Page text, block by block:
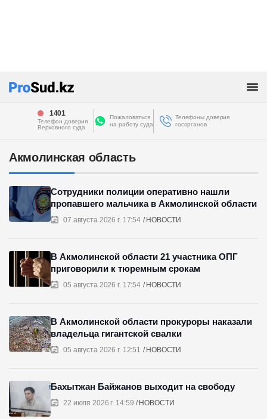
1401
Телефон доверия
Верховного суда
Пожаловаться
на работу суда
Телефоны доверия
госорганов
Акмолинская область
07 августа 2026 г. 17:54 НОВОСТИ
Сотрудники полиции оперативно нашли
пропавшего мальчика в Акмолинской области
05 августа 2026 г. 17:54 НОВОСТИ
В Акмолинской области 21 участника ОПГ
приговорили к тюремным срокам
05 августа 2026 г. 12:51 НОВОСТИ
В Акмолинской области прокуроры наказали
владельца гигантской свалки
22 июля 2026 г. 14:59 НОВОСТИ
Бахытжан Байжанов выходит на свободу